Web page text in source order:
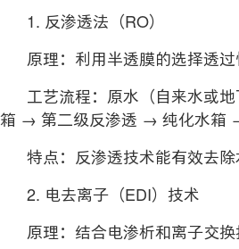
1. 反渗透法（RO）
原理：利用半透膜的选择透过
工艺流程：原水（自来水或
箱 → 第二级反渗透 → 纯化水箱
特点：反渗透技术能有效去除
2. 电去离子（EDI）技术
原理：结合电渗析和离子交换